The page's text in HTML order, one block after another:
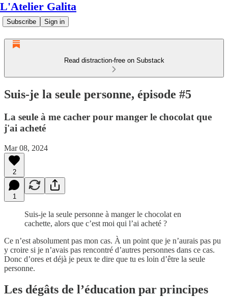
L'Atelier Galita
Subscribe Sign in
Read distraction-free on Substack
Suis-je la seule personne, épisode #5
La seule à me cacher pour manger le chocolat que
j'ai acheté
Mar 08, 2024
2
1
Suis-je la seule personne à manger le chocolat en
cachette, alors que c’est moi qui l’ai acheté ?
Ce n’est absolument pas mon cas. À un point que je n’aurais pas pu
y croire si je n’avais pas rencontré d’autres personnes dans ce cas.
Donc d’ores et déjà je peux te dire que tu es loin d’être la seule
personne.
Les dégâts de l’éducation par principes